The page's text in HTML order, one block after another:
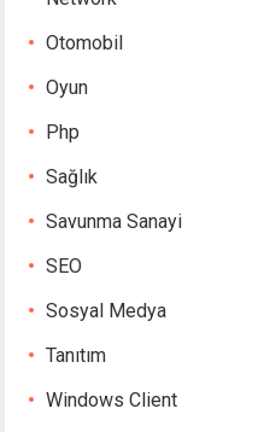
Otomobil
Oyun
Php
Sağlık
Savunma Sanayi
SEO
Sosyal Medya
Tanıtım
Windows Client